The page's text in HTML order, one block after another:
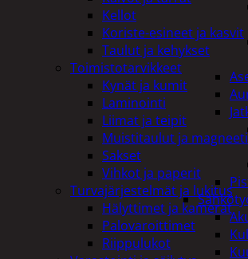
Kellot
Koriste-esineet ja kasvit
Taulut ja kehykset
Toimistotarvikkeet
Kynät ja kumit
Laminointi
Liimat ja teipit
Muistitaulut ja
Sakset
Vihkot ja paperit
Turvajärjestelmät ja lukitus
Hälyttimet ja kamerat
Palovaroittimet
Riippulukot